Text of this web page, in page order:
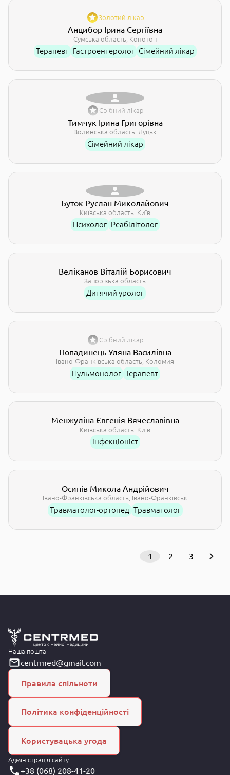
Анцибор Ірина Сергіївна
Сумська область Конотоп
Терапевт Гастроентеролог Сімейний лікар
Золотий лікар
Тимчук Ірина Григорівна
Волинська область Луцьк
Сімейний лікар
Срібний лікар
Буток Руслан Миколайович
Kиївська область Київ
Психолог Реабілітолог
Веліканов Віталій Борисович
Запорізька область
Дитячий уролог
Попадинець Уляна Василівна
Івано-Франківська область Коломия
Пульмонолог Терапевт
Срібний лікар
Менжуліна Євгенія Вячеславівна
Kиївська область Київ
Інфекціоніст
Осипів Микола Андрійович
Івано-Франківська область Івано-Франківськ
Травматолог-ортопед Травматолог
1 2 3
Наша пошта
centrmed@gmail.com
Правила спільноти
Політика конфіденційності
Користувацька угода
Адміністрація сайту
+38 (068) 208-41-20